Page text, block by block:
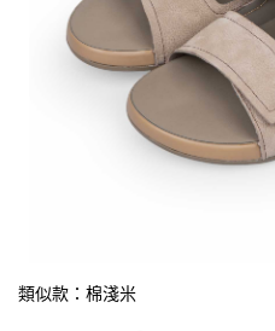
類似款：棉淺米